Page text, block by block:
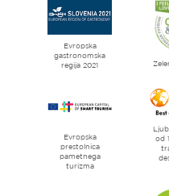
Evropska
gastronomska
regija 2021
Evropska
prestolnica
pametnega
turizma
od